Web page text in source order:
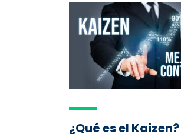
¿Qué es el Kaizen?